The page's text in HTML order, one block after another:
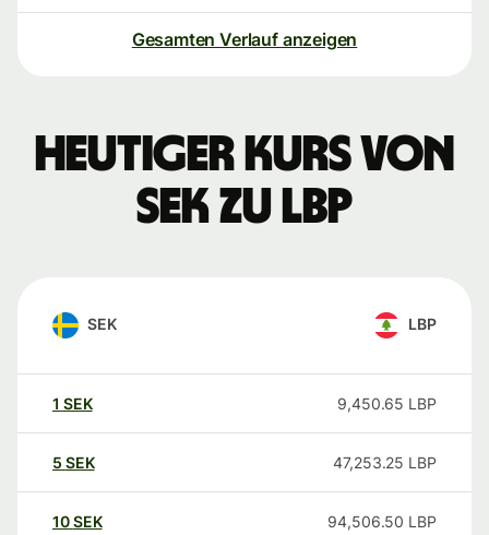
Gesamten Verlauf anzeigen
Heutiger Kurs von
SEK zu LBP
SEK LBP
1 SEK 9,450.65 LBP
5 SEK 47,253.25 LBP
10SEK 94,506.50 LBP